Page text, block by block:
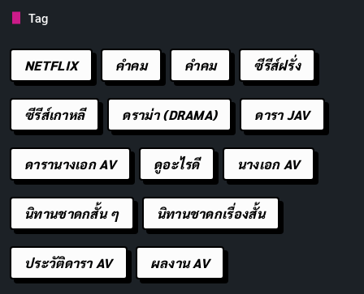
ได้ดี ตอนนี้มีแค่ตอนแรก แต่เรามั่นใจว่าตอนต่อๆ ไปจะยิ่ง
มันส์ เหมือนรถไฟเหาะที่ขึ้นเนินช้าๆ แล้วพุ่งลงมาอย่าง
รวดเร็ว ทำให้เราอยากดูต่อไม่ไหว
Confidence Queen (2025)
เป็นซีรีส์ที่ทำให้เราหัวเราะ
ลุ้น และคิดตามเกี่ยวกับศีลธรรมในสังคมที่เต็มไปด้วยความ
ไม่ยุติธรรม เรื่องนี้แสดงให้เห็นว่าปัญหาไม่ได้อยู่ที่เงิน แต่อยู่
ที่ธรรมชาติของมนุษย์ที่โลภและเอาเปรียบกัน แม้จะอยู่ใน
โลกที่ดูสวยงามแค่ไหน เมื่อไม่มีกฎเกณฑ์ชัดเจน ความขัด
แย้งก็เกิดขึ้นแน่นอน
Tag
NETFLIX คำคม คําคม ซีรีส์ฝรั่ง
ซีรีส์เกาหลี ดราม่า (DRAMA) ดารา JAV
ดารานางเอก AV ดูอะไรดี นางเอก AV
นิทานชาดกสั้น ๆ นิทานชาดกเรื่องสั้น
ประวัติดารา AV ผลงาน AV